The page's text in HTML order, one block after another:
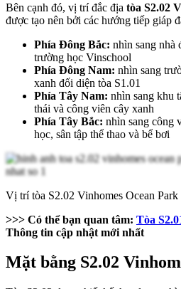
Bên cạnh đó, vị trí đắc địa tòa S2.02
được tạo nên bởi các hướng tiếp giáp
Phía Đông Bắc: nhìn sang nhà
trường học Vinschool
Phía Đông Nam: nhìn sang
xanh đối diện tòa S1.01
Phía Tây Nam: nhìn sang khu
thái và công viên cây xanh
Phía Tây Bắc: nhìn sang công
học, sân tập thể thao và bể bơi
Vị trí tòa S2.02 Vinhomes Ocean Park
>>> Có thể bạn quan tâm: Tòa
Thông tin cập nhật mới nhất
Mặt bằng S2.02